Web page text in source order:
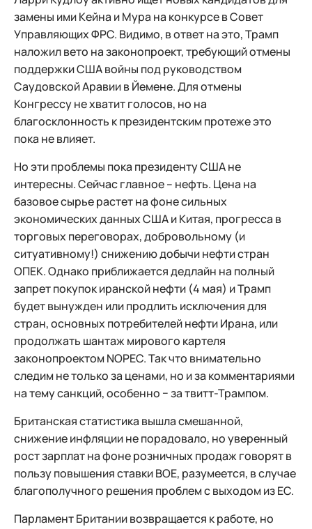
замены ими Кейна и Мура на конкурсе в Совет
Управляющих ФРС. Видимо, в ответ на это, Трамп
наложил вето на законопроект, требующий отмены
поддержки США войны под руководством
Саудовской Аравии в Йемене. Для отмены
Конгрессу не хватит голосов, но на
благосклонность к президентским протеже это
пока не влияет.
Но эти проблемы пока президенту США не
интересны. Сейчас главное – нефть. Цена на
базовое сырье растет на фоне сильных
экономических данных США и Китая, прогресса в
торговых переговорах, добровольному (и
ситуативному!) снижению добычи нефти стран
ОПЕК. Однако приближается дедлайн на полный
запрет покупок иранской нефти (4 мая) и Трамп
будет вынужден или продлить исключения для
стран, основных потребителей нефти Ирана, или
продолжать шантаж мирового картеля
законопроектом NOPEC. Так что внимательно
следим не только за ценами, но и за комментариями
на тему санкций, особенно − за твитт-Трампом.
Британская статистика вышла смешанной,
снижение инфляции не порадовало, но уверенный
рост зарплат на фоне розничных продаж говорят в
пользу повышения ставки ВOЕ, разумеется, в случае
благополучного решения проблем с выходом из ЕС.
Парламент Британии возвращается к работе, но